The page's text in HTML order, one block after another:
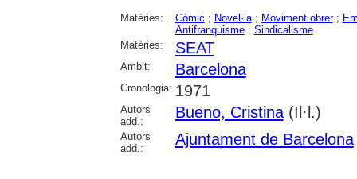
Matèries: Còmic ; Novel·la; Moviment obrer;
Antifranquisme; Sindicalisme
Matèries:
SEAT
Àmbit: Barcelona
Cronologia: 1971
Autors
add.:
Bueno, Cristina(Il·l.)
Autors
add.:
Ajuntament de Barcelona